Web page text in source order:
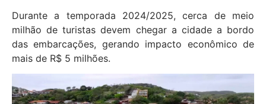
Durante a temporada 2024/2025, cerca de meio
milhão de turistas devem chegar a cidade a bordo
das embarcações, gerando impacto econômico de
mais de R$ 5 milhões.